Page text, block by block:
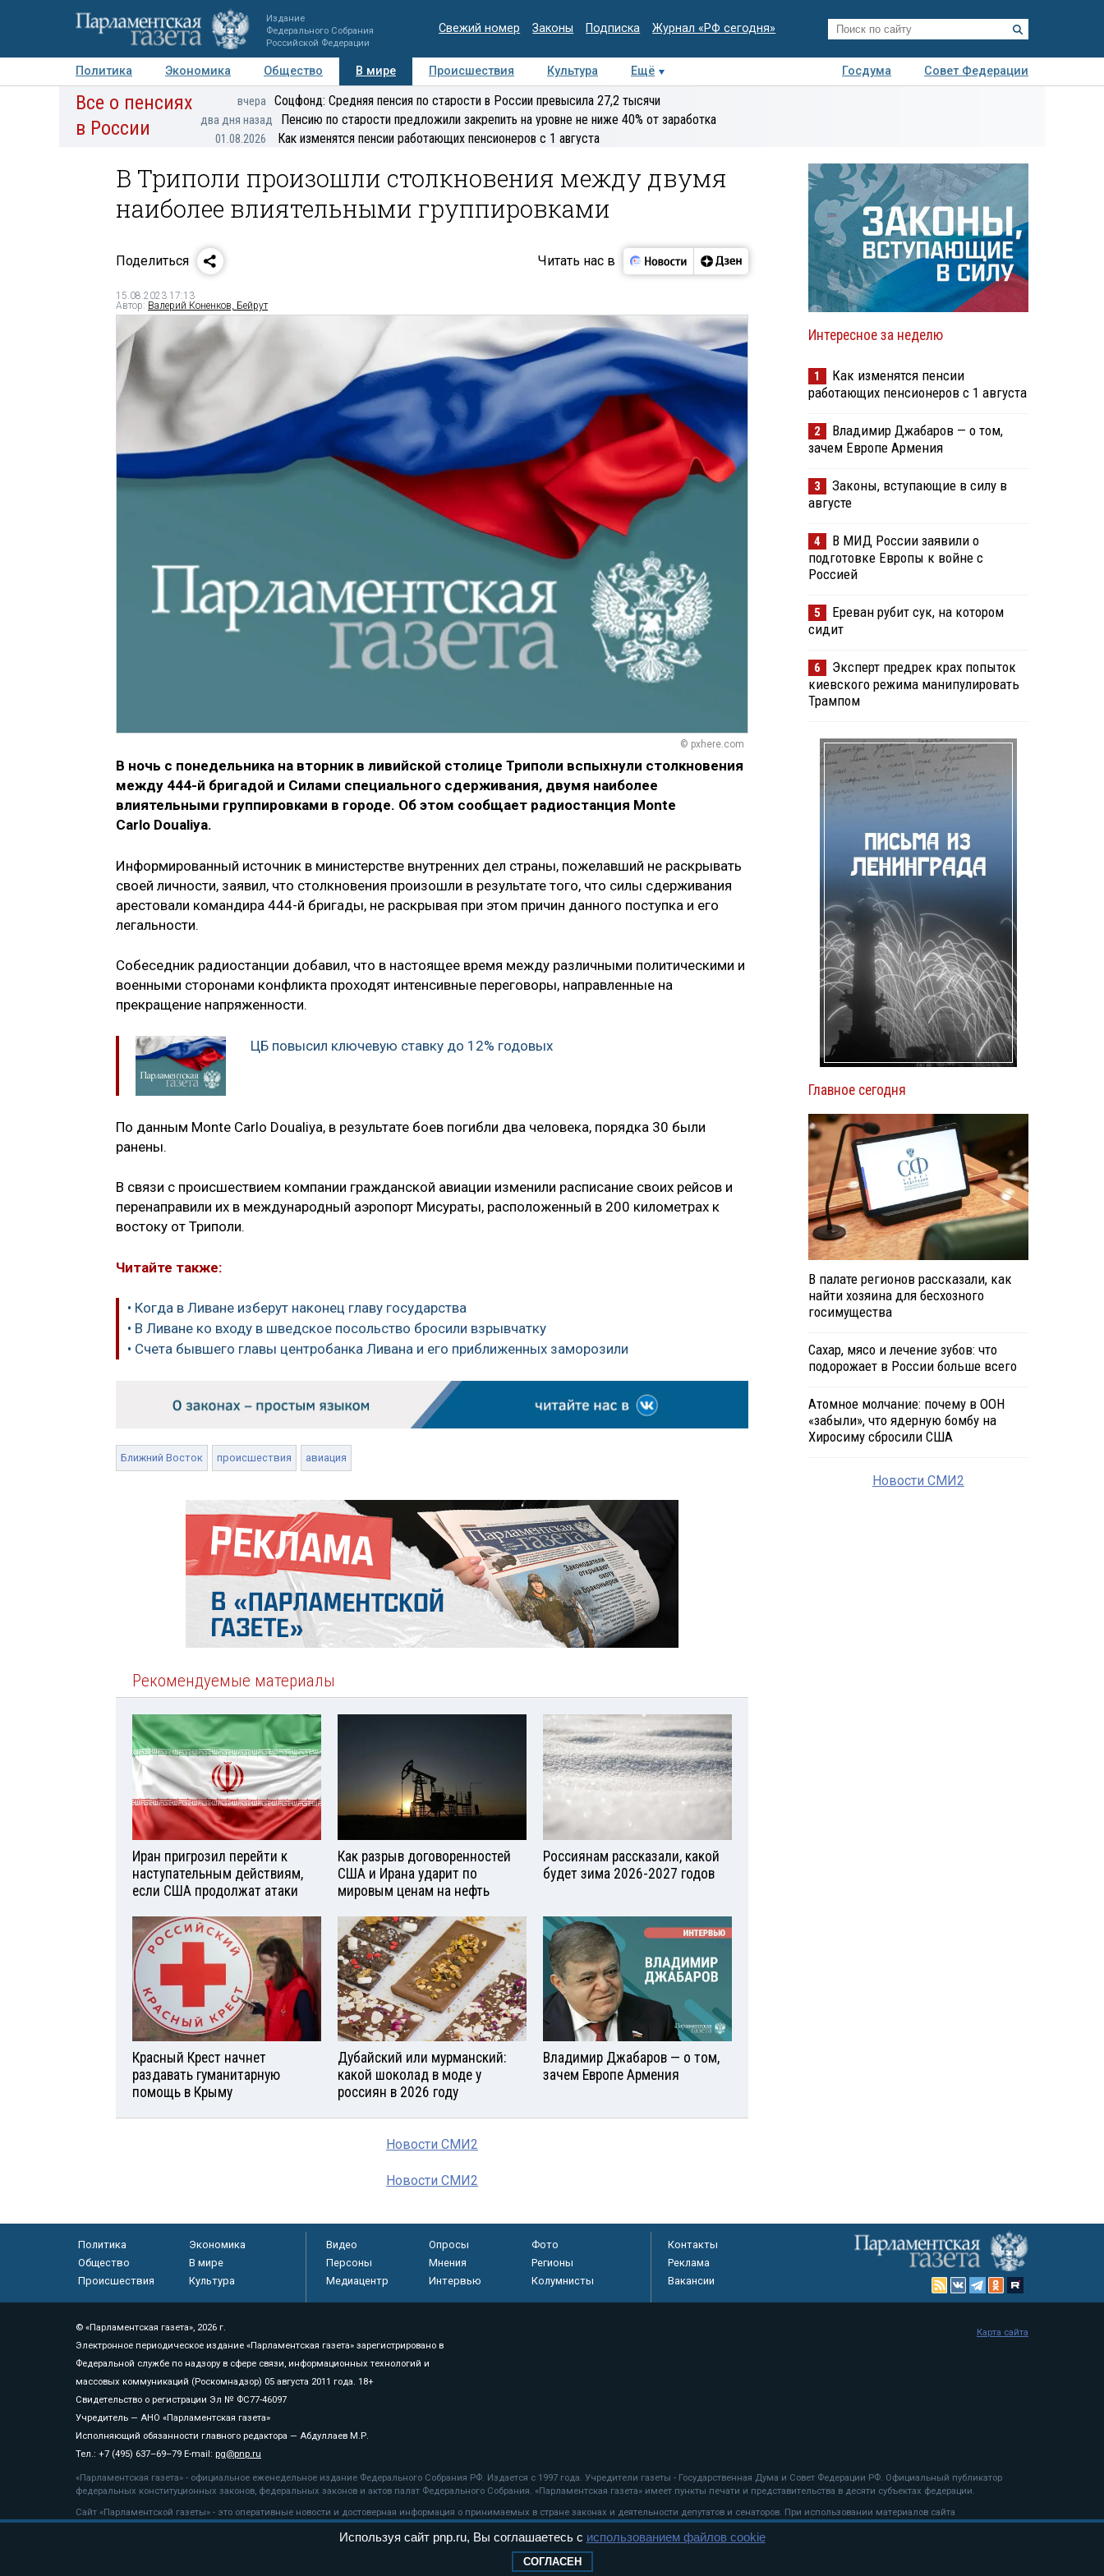
Издание
Федерального Собрания
Российской Федерации
Свежий номер Законы Подписка Журнал «РФ сегодня»
Политика Экономика Общество В мире Происшествия Культура Ещё Госдума
Совет Федерации
Авторы Персоны Мнения Регионы Медиацентр Интервью Колумнисты
экспертиза
Все о пенсиях
в России
вчера Соцфонд: Средняя пенсия по старости в России превысила 27,2 тысячи
два дня назад Пенсию по старости предложили закрепить на уровне не ниже 40% от заработка
01.08.2026 Как изменятся пенсии работающих пенсионеров с 1 августа
В Триполи произошли столкновения между двумя
наиболее влиятельными группировками
Поделиться Читать нас в
15.08.2023 17:13
Автор: Валерий Коненков, Бейрут
© pxhere.com
В ночь с понедельника на вторник в ливийской столице Триполи вспыхнули столкновения
между 444-й бригадой и Силами специального сдерживания, двумя наиболее
влиятельными группировками в городе. Об этом сообщает радиостанция Monte
Carlo Doualiya.
Информированный источник в министерстве внутренних дел страны, пожелавший не раскрывать
своей личности, заявил, что столкновения произошли в результате того, что силы сдерживания
арестовали командира 444-й бригады, не раскрывая при этом причин данного поступка и его
легальности.
Собеседник радиостанции добавил, что в настоящее время между различными политическими и
военными сторонами конфликта проходят интенсивные переговоры, направленные на
прекращение напряженности.
ЦБ повысил ключевую ставку до 12% годовых
По данным Monte Carlo Doualiya, в результате боев погибли два человека, порядка 30 были
ранены.
В связи с происшествием компании гражданской авиации изменили расписание своих рейсов и
перенаправили их в международный аэропорт Мисураты, расположенный в 200 километрах к
востоку от Триполи.
Читайте также:
• Когда в Ливане изберут наконец главу государства
• В Ливане ко входу в шведское посольство бросили взрывчатку
• Счета бывшего главы центробанка Ливана и его приближенных заморозили
Ближний Восток происшествия авиация
Рекомендуемые материалы
Иран пригрозил перейти к
наступательным действиям,
если США продолжат атаки
Как разрыв договоренностей
США и Ирана ударит по
мировым ценам на нефть
Россиянам рассказали, какой
будет зима 2026-2027 годов
Красный Крест начнет
раздавать гуманитарную
помощь в Крыму
Дубайский или мурманский:
какой шоколад в моде у
россиян в 2026 году
Владимир Джабаров — о том,
зачем Европе Армения
Новости СМИ2
Новости СМИ2
Интересное за неделю
1
Как изменятся пенсии
работающих пенсионеров с 1 августа
2
Владимир Джабаров — о том,
зачем Европе Армения
3
Законы, вступающие в силу в
августе
4
В МИД России заявили о
подготовке Европы к войне с
Россией
5
Ереван рубит сук, на котором
сидит
6
Эксперт предрек крах попыток
киевского режима манипулировать
Трампом
Главное сегодня
В палате регионов рассказали, как
найти хозяина для бесхозного
госимущества
Сахар, мясо и лечение зубов: что
подорожает в России больше всего
Атомное молчание: почему в ООН
«забыли», что ядерную бомбу на
Хиросиму сбросили США
Новости СМИ2
Политика
Экономика
Общество
В мире
Происшествия
Культура
Видео Опросы
Фото
Персоны
Мнения
Регионы
Медиацентр
Интервью Колумнисты
Контакты
Реклама
Вакансии
© «Парламентская газета», 2026 г.
Электронное периодическое издание «Парламентская газета» зарегистрировано в
Федеральной службе по надзору в сфере связи, информационных технологий и
массовых коммуникаций (Роскомнадзор) 05 августа 2011 года. 18+
Свидетельство о регистрации Эл № ФС77-46097
Учредитель — АНО «Парламентская газета»
Исполняющий обязанности главного редактора — Абдуллаев М.Р.
Тел.: +7 (495) 637–69–79 E-mail: pg@pnp.ru
«Парламентская газета» - официальное еженедельное издание Федерального Собрания РФ. Издается с 1997 года. Учредители газеты - Государственная Дума и Совет Федерации РФ. Официальный публикатор
федеральных конституционных законов, федеральных законов и актов палат Федерального Собрания. «Парламентская газета» имеет пункты печати и представительства в десяти субъектах федерации.
Сайт «Парламентской газеты» - это оперативные новости и достоверная информация о принимаемых в стране законах и деятельности депутатов и сенаторов. При использовании материалов сайта
«Парламентской газеты» активная ссылка на pnp.ru обязательна.
рекомендательные технологии
Карта сайта
Используя сайт pnp.ru, Вы соглашаетесь с использованием файлов cookie
СОГЛАСЕН